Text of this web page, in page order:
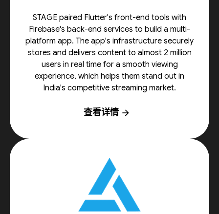
STAGE paired Flutter's front-end tools with
Firebase's back-end services to build a multi-
platform app. The app's infrastructure securely
stores and delivers content to almost 2 million
users in real time for a smooth viewing
experience, which helps them stand out in
India's competitive streaming market.
查看详情 arrow_forward